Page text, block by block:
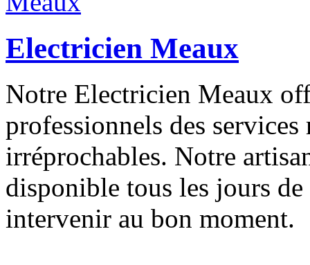
Electricien Meaux
Notre Electricien Meaux
professionnels des
irréprochables. Notre
disponible tous les jours
intervenir au bon moment.